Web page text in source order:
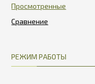
Просмотренные
РЕЖИМ РАБОТЫ